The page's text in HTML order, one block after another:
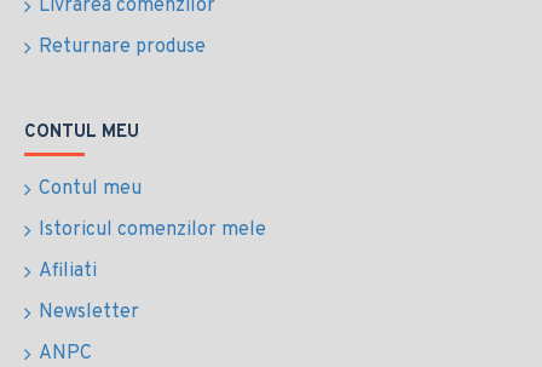
Livrarea comenzilor
Returnare produse
CONTUL MEU
Contul meu
Istoricul comenzilor mele
Afiliati
Newsletter
ANPC